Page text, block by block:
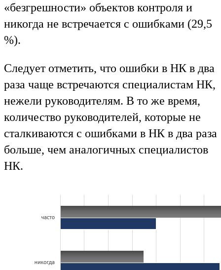
«безгрешности» объектов контроля и
никогда не встречается с ошибками (29,5
%).
Следует отметить, что ошибки в НК в два
раза чаще встречаются специалистам НК,
нежели руководителям. В то же время,
количество руководителей, которые не
сталкиваются с ошибками в НК в два раза
больше, чем аналогичных специалистов
НК.